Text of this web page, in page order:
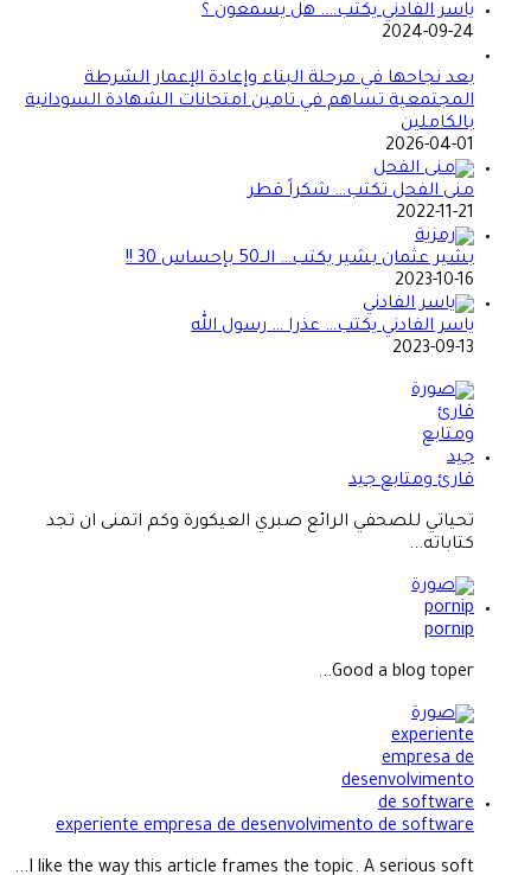
ياسر الفادني يكتب…. هل يسمعون ؟
2024-09-24
بعد نجاحها في مرحلة البناء وإعادة الإعمار الشرطة
المجتمعية تساهم في تامين امتحانات الشهادة السودانية
بالكاملين
2026-04-01
منى الفحل تكتب… شكراً قطر
2022-11-21
بشير عثمان بشير يكتب… الــ50 بإحساس 30 !!
2023-10-16
ياسر الفادني يكتب… عذرا … رسول الله
2023-09-13
قارئ ومتابع جيد
تحياتي للصحفي الرائع صبري العيكورة وكم اتمنى ان تجد
كتاباته...
pornip
Good a blog toper...
experiente empresa de desenvolvimento de software
I like the way this article frames the topic. A serious soft...